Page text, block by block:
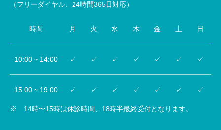
（フリーダイヤル、24時間365日対応）
時間 月 火 水 木 金 土 日
10:00 ~ 14:00 ✓ ✓ ✓ ✓ ✓ ✓ ✓
15:00 ~ 19:00 ✓ ✓ ✓ ✓ ✓ ✓ ✓
※ 14時〜15時は休診時間、18時半最終受付となります。